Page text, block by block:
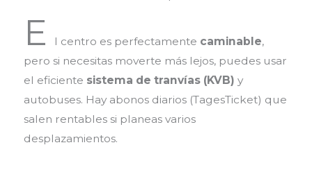
E l centro es perfectamente caminable,
pero si necesitas moverte más lejos, puedes usar
el eficiente sistema de tranvías (KVB) y
autobuses. Hay abonos diarios (TagesTicket) que
salen rentables si planeas varios
desplazamientos.